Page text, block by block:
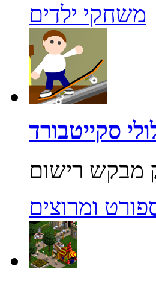
משחקי ילדים
סקייטבורד
ומרוצים